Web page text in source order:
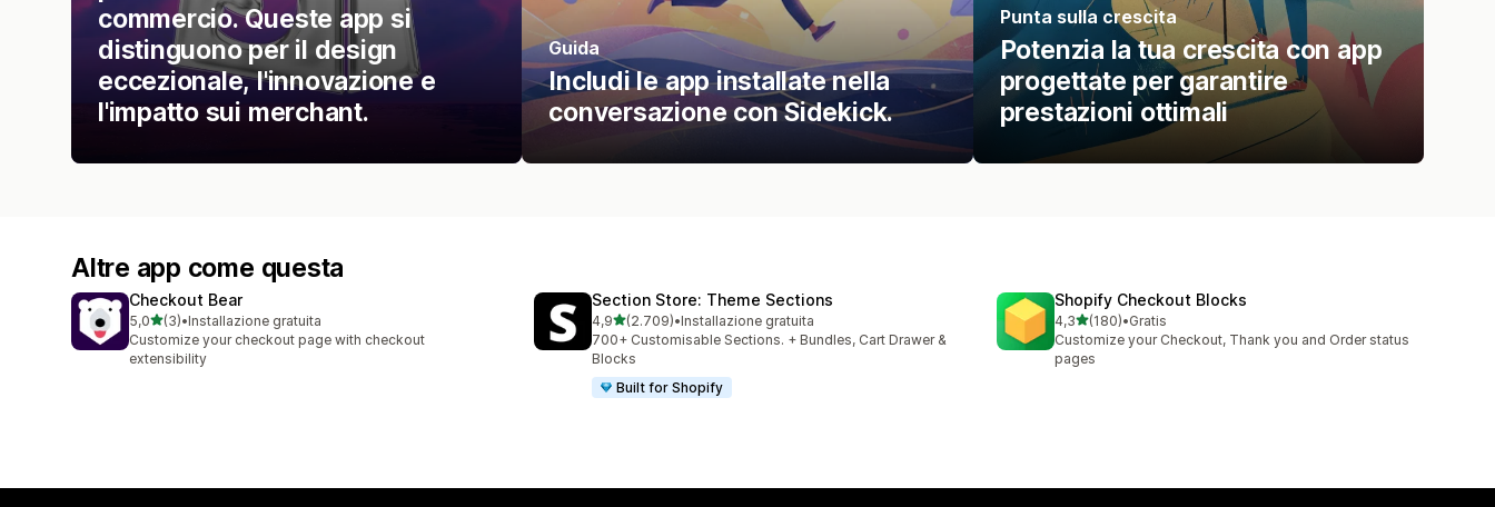
commercio. Queste app si
distinguono per il design
eccezionale, l'innovazione e
l'impatto sui merchant.
Guida
Includi le app installate nella
conversazione con Sidekick.
Punta sulla crescita
Potenzia la tua crescita con app
progettate per garantire
prestazioni ottimali
Altre app come questa
Checkout Bear
5,0stelle su 5
(3)
3 recensioni totali
•Installazione gratuita
Customize your checkout page with checkout
extensibility
Section Store: Theme Sections
4,9stelle su 5
(2.709)
2709 recensioni totali
•Installazione gratuita
700+ Customisable Sections. + Bundles, Cart Drawer &
Blocks
Built for Shopify
Shopify Checkout Blocks
4,3stelle su 5
(180)
180 recensioni totali
•Gratis
Customize your Checkout, Thank you and Order status
pages